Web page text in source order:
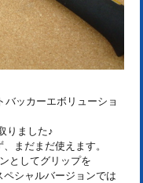
ッカーエボリューショ
りました♪
まだまだ使えます。
としてグリップを
シャルバージョンでは